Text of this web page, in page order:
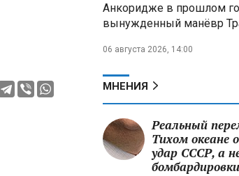
Анкоридже в прошлом
вынужденный манёвр
06 августа 2026, 14:00
МНЕНИЯ
Реальный
Тихом океане
удар СССР, а
бомбардировки